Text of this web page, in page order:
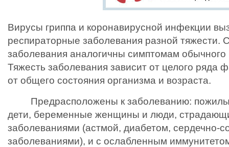
Вирусы гриппа и коронавирусной инфекции
респираторные заболевания разной тяжести.
заболевания аналогичны симптомам обычного
Тяжесть заболевания зависит от целого ряда
от общего состояния организма и возраста.
Предрасположены к заболеванию:
дети, беременные женщины и люди,
заболеваниями (астмой, диабетом, сердечно-
заболеваниями), и с ослабленным